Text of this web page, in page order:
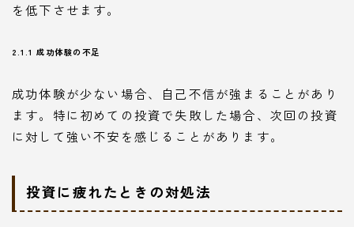
を低下させます。
2.1.1 成功体験の不足
成功体験が少ない場合、自己不信が強まることがあり
ます。特に初めての投資で失敗した場合、次回の投資
に対して強い不安を感じることがあります。
投資に疲れたときの対処法